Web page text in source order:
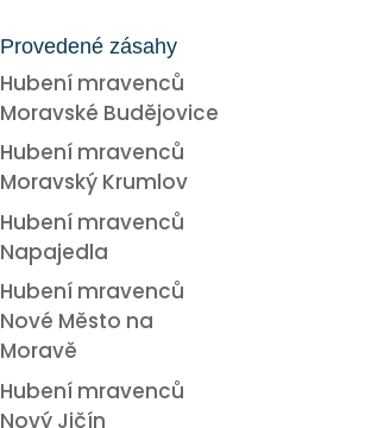
Provedené zásahy
Hubení mravenců
Moravské Budějovice
Hubení mravenců
Moravský Krumlov
Hubení mravenců
Napajedla
Hubení mravenců
Nové Město na
Moravě
Hubení mravenců
Nový Jičín